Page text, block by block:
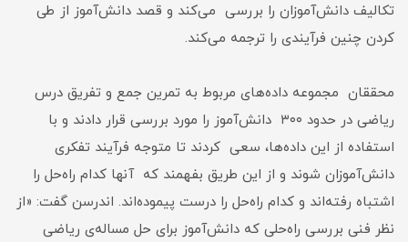
تکالیف دانش‌آموزان را بررسی می‌کند و قصد دانش‌آموز از طی
کردن چنین فرآیندی را ترجمه می‌کند.
محققان مجموعه داده‌های مربوط به تمرین جمع و تفریق درس
ریاضی در حدود ۳۰۰ دانش‌آموز را مورد بررسی قرار دادند و با
استفاده از این داده‌‌ها، سعی کردند تا متوجه فرآیند تفکری
دانش‌آموزان شوند و از این طریق بفهمند که آنها کدام راه‌حل را
اشتباه رفته‌اند و کدام‌ راه‌حل را درست پیموده‌اند. اندرسن گفت: «از
نظر فنی بررسی راه‌حلی که دانش‌آموز برای حل مساله‌ی ریاضی